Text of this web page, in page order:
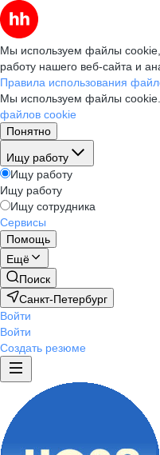
Мы используем файлы
работу нашего веб-сайта и
Правила использования
Мы используем файлы cookie.
файлов cookie
Понятно
Ищу работу
Ищу работу
Ищу работу
Ищу сотрудника
Сервисы
Помощь
Ещё
Поиск
Санкт-Петербург
Войти
Войти
Создать резюме